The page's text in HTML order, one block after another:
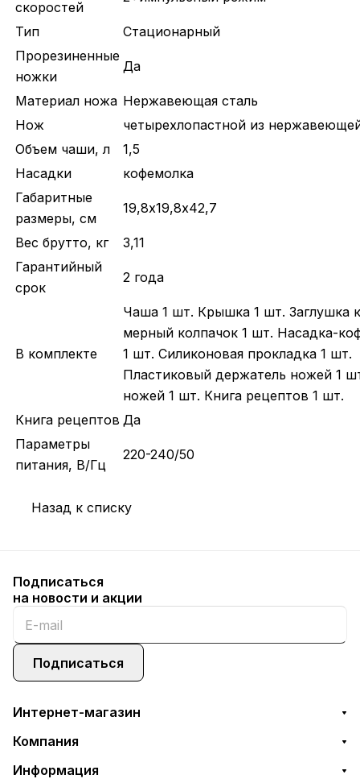
скоростей
Тип
Стационарный
Прорезиненные
ножки
Да
Материал ножа Нержавеющая сталь
Нож
четырехлопастной из
Объем чаши, л
1,5
Насадки
кофемолка
Габаритные
размеры, см
19,8х19,8х42,7
Вес брутто, кг
3,11
Гарантийный
срок
2 года
В комплекте
Чаша 1 шт. Крышка 1 шт. Заглушка
мерный колпачок 1 шт. Насадка-
1 шт. Силиконовая прокладка 1 шт.
Пластиковый держатель ножей 1
ножей 1 шт. Книга рецептов 1 шт.
Книга рецептов Да
Параметры
питания, В/Гц
220-240/50
Назад к списку
Подписаться
на новости и акции
Подписаться
Интернет-магазин
Компания
Информация